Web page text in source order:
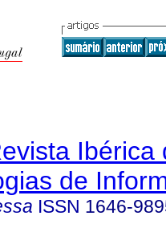
Ibérica
de
ISSN 1646-